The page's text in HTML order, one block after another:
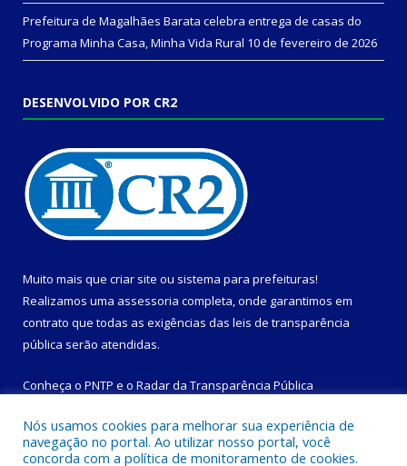
Prefeitura de Magalhães Barata celebra entrega de casas do
Programa Minha Casa, Minha Vida Rural 10 de fevereiro de 2026
DESENVOLVIDO POR CR2
Muito mais que criar site ou sistema para prefeituras!
Realizamos uma assessoria completa, onde garantimos em
contrato que todas as exigências das leis de transparência
pública serão atendidas.
Conheça o PNTP e o Radar da Transparência Pública
Nós usamos cookies para melhorar sua experiência de
navegação no portal. Ao utilizar nosso portal, você
concorda com a política de monitoramento de cookies.